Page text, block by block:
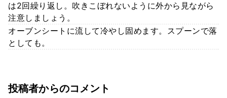
は2回繰り返し。吹きこぼれないように外から見ながら
注意しましょう。
オーブンシートに流して冷やし固めます。スプーンで落
としても。
投稿者からのコメント